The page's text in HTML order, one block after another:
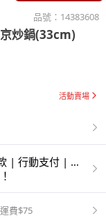
品號： 14383608
炒鍋(33cm)
活動賣場
| 行動支付 | 超
費$75